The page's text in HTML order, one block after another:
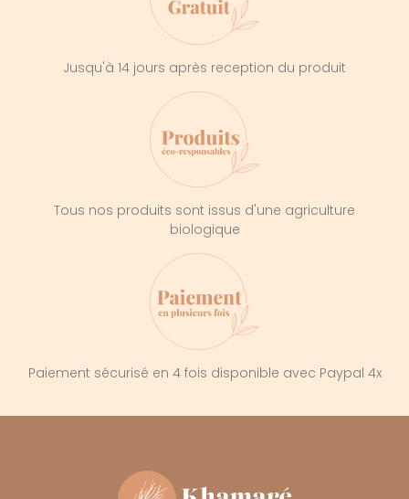
Jusqu'à 14 jours après reception du produit
Tous nos produits sont issus d'une agriculture
biologique
Paiement sécurisé en 4 fois disponible avec Paypal 4x